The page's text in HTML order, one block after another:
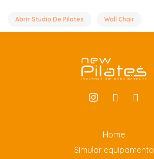
Abrir Studio De Pilates Wall Chair
Home
Simular equipamento